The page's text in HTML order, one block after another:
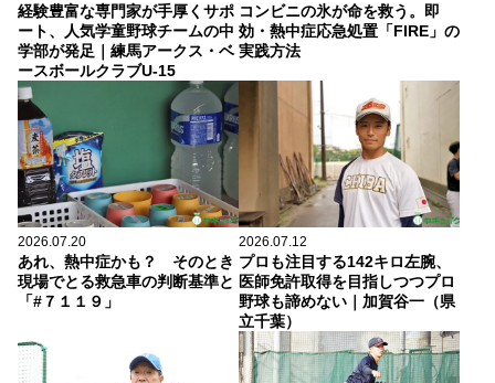
経験豊富な専門家が手厚くサポ
ート、人気学童野球チームの中
学部が発足｜練馬アークス・ベ
ースボールクラブU-15
コンビニの氷が命を救う。即
効・熱中症応急処置「FIRE」の
実践方法
2026.07.20
あれ、熱中症かも？ そのとき
現場でとる救急車の判断基準と
「#７１１９」
2026.07.12
プロも注目する142キロ左腕、
医師免許取得を目指しつつプロ
野球も諦めない｜加賀谷一（県
立千葉）